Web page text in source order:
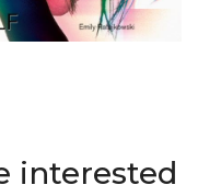
interested